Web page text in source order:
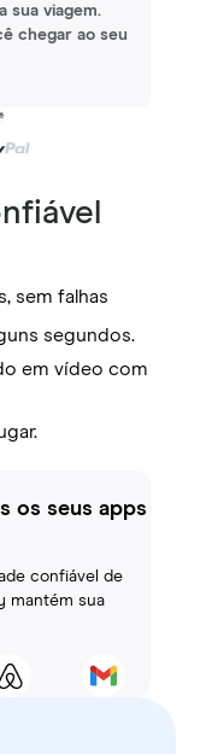
sua viagem.
chegar ao seu
sem falhas
segundos.
em vídeo com
os seus apps
confiável de
mantém sua